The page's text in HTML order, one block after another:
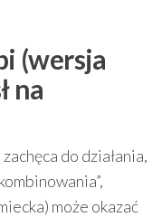
(wersja
na
do działania,
może okazać